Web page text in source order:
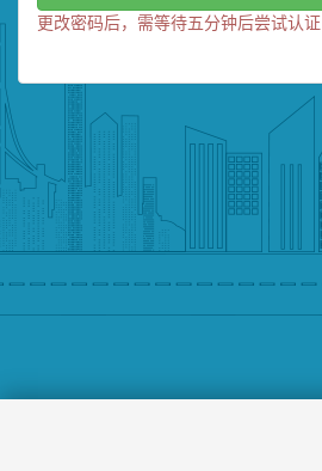
更改密码后，需等待五分钟后尝试认证